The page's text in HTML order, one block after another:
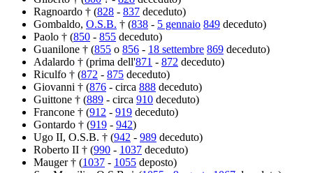
Ragnoardo † (828 - 837 deceduto)
Gombaldo, O.S.B. † (838 - 5 gennaio 849 deceduto)
Paolo † (850 - 855 deceduto)
Guanilone † (855 o 856 - 18 settembre 869 deceduto)
Adalardo † (prima dell'871 - 872 deceduto)
Riculfo † (872 - 875 deceduto)
Giovanni † (876 - circa 888 deceduto)
Guittone † (889 - circa 910 deceduto)
Francone † (912 - 919 deceduto)
Gontardo † (919 - 942)
Ugo II, O.S.B. † (942 - 989 deceduto)
Roberto II † (990 - 1037 deceduto)
Mauger † (1037 - 1055 deposto)